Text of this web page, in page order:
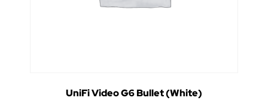
UniFi Video G6 Bullet (White)